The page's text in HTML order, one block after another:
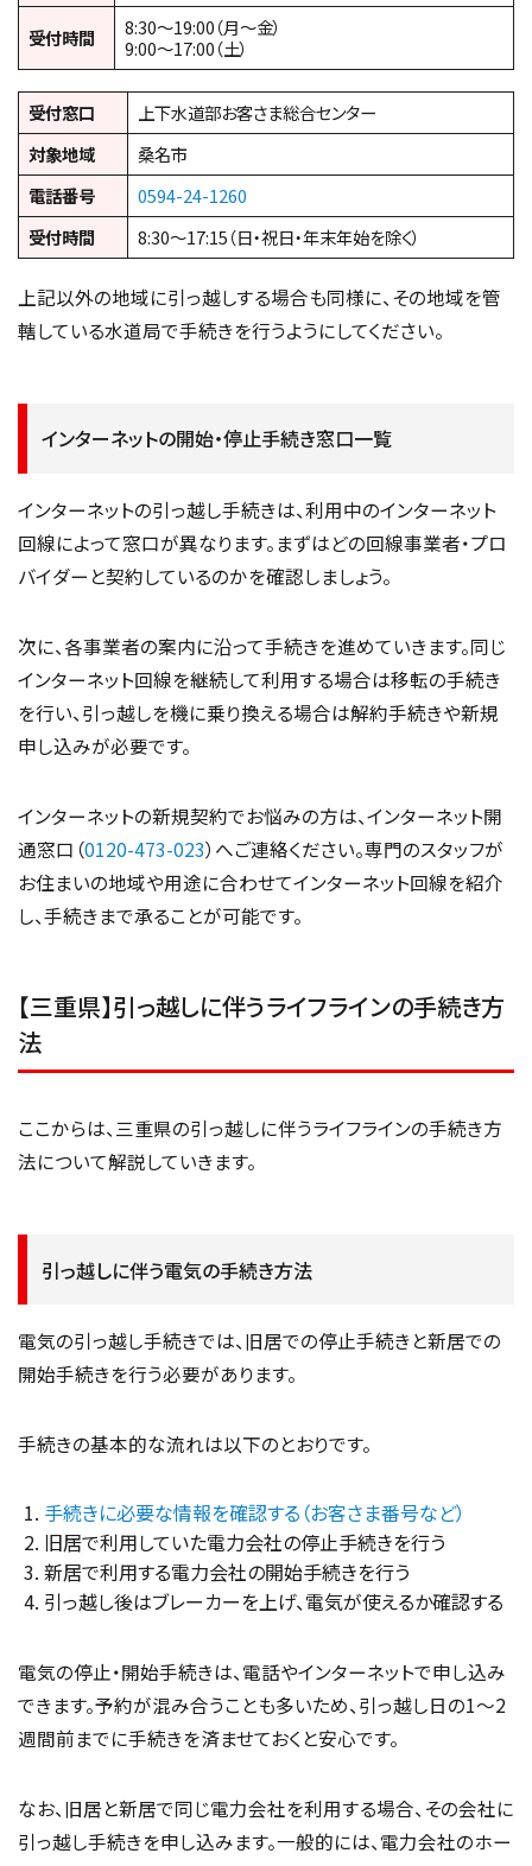
受付時間
8:30～19:00（月〜金）
9:00～17:00（土）
受付窓口
上下水道部お客さま総合センター
対象地域
桑名市
電話番号
0594-24-1260
受付時間
8:30～17:15（日・祝日・年末年始を除く）
上記以外の地域に引っ越しする場合も同様に、その地域を管
轄している水道局で手続きを行うようにしてください。
インターネットの開始・停止手続き窓口一覧
インターネットの引っ越し手続きは、利用中のインターネット
回線によって窓口が異なります。まずはどの回線事業者・プロ
バイダーと契約しているのかを確認しましょう。
次に、各事業者の案内に沿って手続きを進めていきます。同じ
インターネット回線を継続して利用する場合は移転の手続き
を行い、引っ越しを機に乗り換える場合は解約手続きや新規
申し込みが必要です。
インターネットの新規契約でお悩みの方は、インターネット開
通窓口（0120-473-023）へご連絡ください。専門のスタッフが
お住まいの地域や用途に合わせてインターネット回線を紹介
し、手続きまで承ることが可能です。
【三重県】引っ越しに伴うライフラインの手続き方
法
ここからは、三重県の引っ越しに伴うライフラインの手続き方
法について解説していきます。
引っ越しに伴う電気の手続き方法
電気の引っ越し手続きでは、旧居での停止手続きと新居での
開始手続きを行う必要があります。
手続きの基本的な流れは以下のとおりです。
手続きに必要な情報を確認する（お客さま番号など）
旧居で利用していた電力会社の停止手続きを行う
新居で利用する電力会社の開始手続きを行う
引っ越し後はブレーカーを上げ、電気が使えるか確認する
電気の停止・開始手続きは、電話やインターネットで申し込み
できます。予約が混み合うことも多いため、引っ越し日の1〜2
週間前までに手続きを済ませておくと安心です。
なお、旧居と新居で同じ電力会社を利用する場合、その会社に
引っ越し手続きを申し込みます。一般的には、電力会社のホー